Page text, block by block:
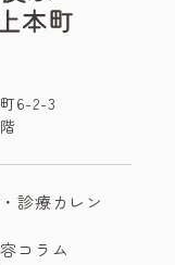
6-2-3
診療カレン
コラム